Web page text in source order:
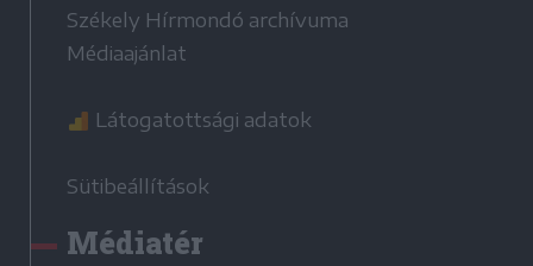
Székely Hírmondó archívuma
Médiaajánlat
Látogatottsági adatok
Sütibeállítások
Médiatér